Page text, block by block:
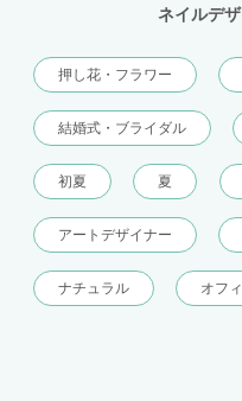
ネイルデ
押し花・フラワー
結婚式・ブライダル
初夏 夏
アートデザイナー
ナチュラル オフ